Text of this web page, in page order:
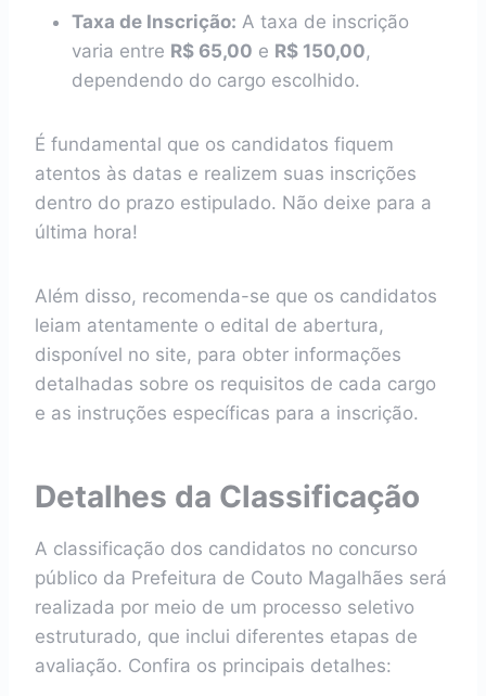
Taxa de Inscrição: A taxa de inscrição
varia entre R$ 65,00 e R$ 150,00,
dependendo do cargo escolhido.
É fundamental que os candidatos fiquem
atentos às datas e realizem suas inscrições
dentro do prazo estipulado. Não deixe para a
última hora!
Além disso, recomenda-se que os candidatos
leiam atentamente o edital de abertura,
disponível no site, para obter informações
detalhadas sobre os requisitos de cada cargo
e as instruções específicas para a inscrição.
Detalhes da Classificação
A classificação dos candidatos no concurso
público da Prefeitura de Couto Magalhães será
realizada por meio de um processo seletivo
estruturado, que inclui diferentes etapas de
avaliação. Confira os principais detalhes: